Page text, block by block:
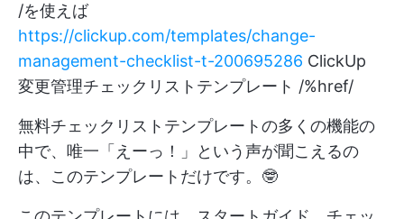
/を使えば
https://clickup.com/templates/change-
management-checklist-t-200695286 ClickUp
変更管理チェックリストテンプレート /%href/
無料チェックリストテンプレートの多くの機能の
中で、唯一「えーっ！」という声が聞こえるの
は、このテンプレートだけです。🤓